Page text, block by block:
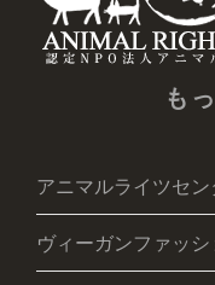
も
アニマルライツセン
ヴィーガンファッ